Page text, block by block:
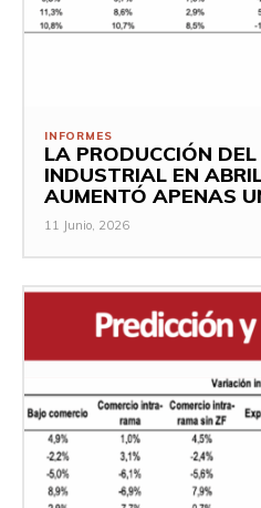
INFORMES
LA PRODUCCIÓN DEL
INDUSTRIAL EN
AUMENTÓ APENAS
11 Junio, 2026